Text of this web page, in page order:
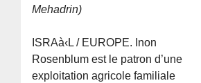
Mehadrin)
ISRAà‹L / EUROPE. Inon
Rosenblum est le patron d’une
exploitation agricole familiale